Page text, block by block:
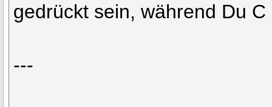
gedrückt sein, während Du
---